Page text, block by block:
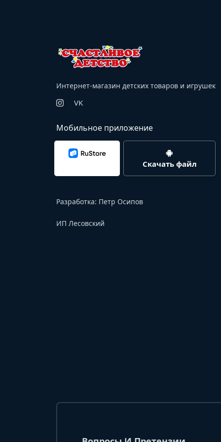
Интернет-магазин детских товаров и игрушек
VK
Мобильное приложение
Скачать файл
Разработка: Петр Осипов
ИП Лесовский